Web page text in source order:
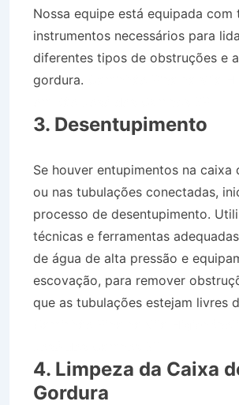
Nossa equipe está equipada com
instrumentos necessários para
diferentes tipos de obstruções e
gordura.
3. Desentupimento
Se houver entupimentos na caixa
ou nas tubulações conectadas,
processo de desentupimento.
técnicas e ferramentas
de água de alta pressão e
escovação, para remover
que as tubulações estejam livres
4. Limpeza da Caixa
Gordura